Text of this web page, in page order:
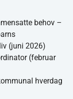
behov –
(juni 2026)
(februar
hverdag